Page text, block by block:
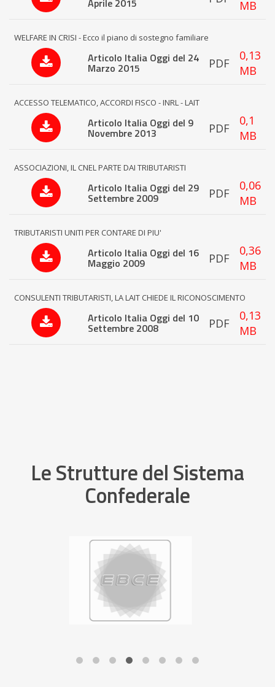
Aprile 2015
MB
WELFARE IN CRISI - Ecco il piano di sostegno familiare
Articolo Italia Oggi del 24
Marzo 2015 PDF
0,13
MB
ACCESSO TELEMATICO, ACCORDI FISCO - INRL - LAIT
Articolo Italia Oggi del 9
Novembre 2013 PDF
0,1
MB
ASSOCIAZIONI, IL CNEL PARTE DAI TRIBUTARISTI
Articolo Italia Oggi del 29
Settembre 2009 PDF
0,06
MB
TRIBUTARISTI UNITI PER CONTARE DI PIU'
Articolo Italia Oggi del 16
Maggio 2009 PDF
0,36
MB
CONSULENTI TRIBUTARISTI, LA LAIT CHIEDE IL RICONOSCIMENTO
Articolo Italia Oggi del 10
Settembre 2008 PDF
0,13
MB
Le Strutture del Sistema
Confederale